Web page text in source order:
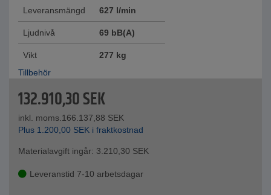
Leveransmängd 627 l/min
Ljudnivå 69 bB(A)
Vikt
277 kg
Tillbehör
132.910,30SEK
inkl. moms.166.137,88 SEK
Plus 1.200,00 SEK i fraktkostnad
Materialavgift ingår: 3.210,30 SEK
Leveranstid 7-10 arbetsdagar